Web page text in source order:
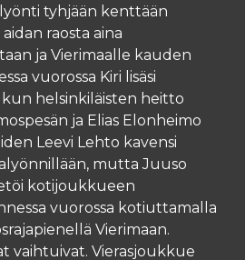
tyhjään kenttään
raosta aina
ja Vierimaalle kauden
vuorossa Kiri lisäsi
helsinkiläisten heitto
ja Elias Elonheimo
Leevi Lehto kavensi
mutta Juuso
kotijoukkueen
vuorossa kotiuttamalla
Vierimaan.
vaihtuivat. Vierasjoukkue